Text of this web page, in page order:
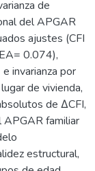
de
del APGAR
ajustes (CFI
0.074),
invarianza por
de vivienda,
de ΔCFI,
APGAR familiar
estructural,